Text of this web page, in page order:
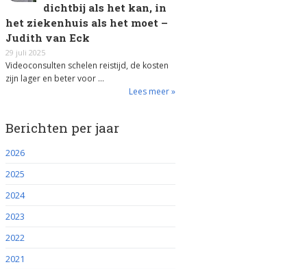
dichtbij als het kan, in
het ziekenhuis als het moet –
Judith van Eck
29 juli 2025
Videoconsulten schelen reistijd, de kosten
zijn lager en beter voor …
Lees meer »
Berichten per jaar
2026
2025
2024
2023
2022
2021